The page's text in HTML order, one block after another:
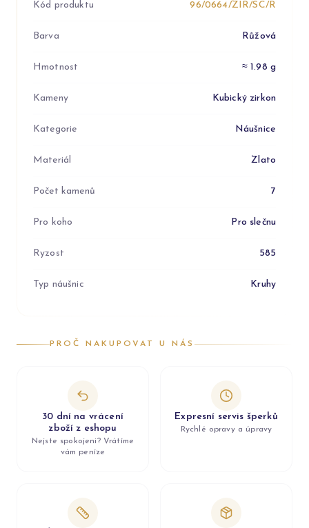
Kód produktu 96/0664/ZIR/SC/R
Barva Růžová
Hmotnost ≈ 1.98 g
Kameny Kubický zirkon
Kategorie Náušnice
Materiál Zlato
Počet kamenů 7
Pro koho Pro slečnu
Ryzost 585
Typ náušnic Kruhy
PROČ NAKUPOVAT U NÁS
30 dní na vrácení
zboží z eshopu
Nejste spokojeni? Vrátíme
vám peníze
Expresní servis šperků
Rychlé opravy a úpravy